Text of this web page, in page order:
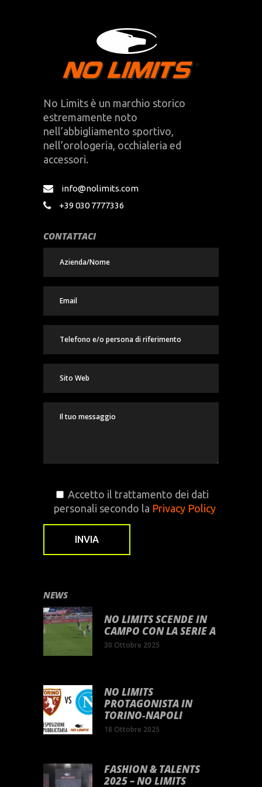
No Limits è un marchio storico
estremamente noto
nell’abbigliamento sportivo,
nell’orologeria, occhialeria ed
accessori.
info@nolimits.com
+39 030 7777336
CONTATTACI
Accetto il trattamento dei dati
personali secondo la Privacy Policy
NEWS
NO LIMITS SCENDE IN
CAMPO CON LA SERIE A
30 Ottobre 2025
NO LIMITS
PROTAGONISTA IN
TORINO-NAPOLI
18 Ottobre 2025
FASHION & TALENTS
2025 – NO LIMITS